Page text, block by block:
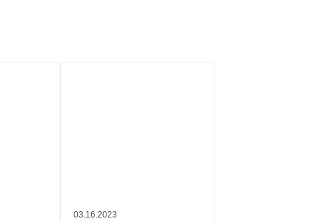
03.16.2023